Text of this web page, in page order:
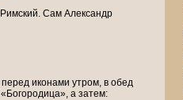
Сам Александр
иконами утром, в обед
а затем: